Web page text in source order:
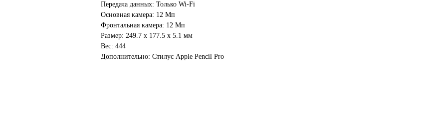
Передача данных: Только Wi-Fi
Основная камера: 12 Мп
Фронтальная камера: 12 Мп
Размер: 249.7 x 177.5 x 5.1 мм
Вес: 444
Дополнительно: Стилус Apple Pencil Pro